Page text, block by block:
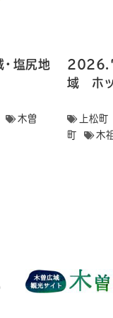
塩尻地
木曽
域 ホッ
上松町
町
木